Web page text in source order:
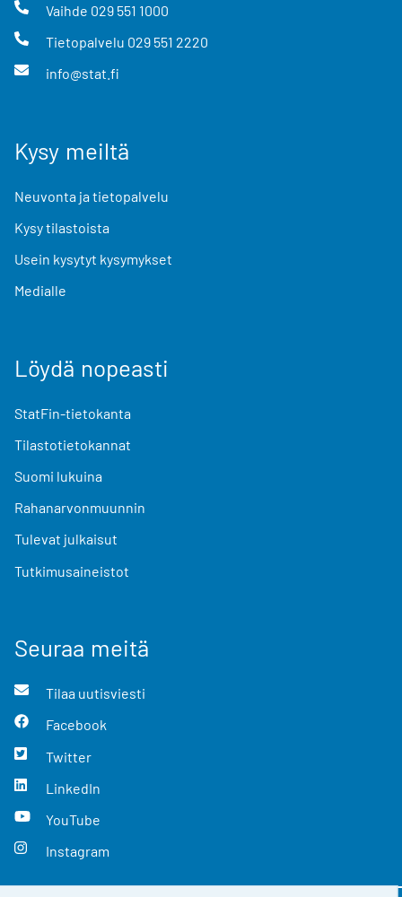
Vaihde 029 551 1000
Tietopalvelu 029 551 2220
info@stat.fi
Kysy meiltä
Neuvonta ja tietopalvelu
Kysy tilastoista
Usein kysytyt kysymykset
Medialle
Löydä nopeasti
StatFin-tietokanta
Tilastotietokannat
Suomi lukuina
Rahanarvonmuunnin
Tulevat julkaisut
Tutkimusaineistot
Seuraa meitä
Tilaa uutisviesti
Facebook
Twitter
LinkedIn
YouTube
Instagram